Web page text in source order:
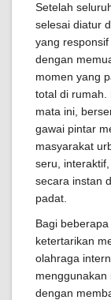
Setelah
selesai diatur
yang
dengan
momen yang
total di rumah.
mata ini,
gawai pintar
masyarakat
seru,
secara instan
padat.
Bagi
ketertarikan
olahraga
dengan